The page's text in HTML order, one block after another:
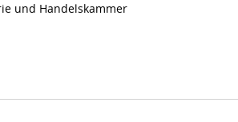
und Handelskammer
0